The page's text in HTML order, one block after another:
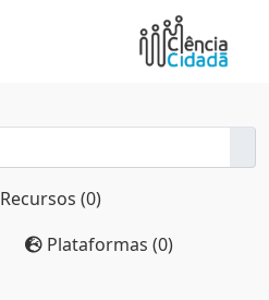
Recursos (0)
Plataformas (0)